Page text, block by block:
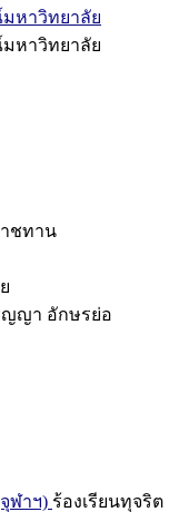
หาวิทยาลัย
หาวิทยาลัย
าชทาน
ญา อักษรย่อ
ฬาฯ) ร้องเรียนทุจริต